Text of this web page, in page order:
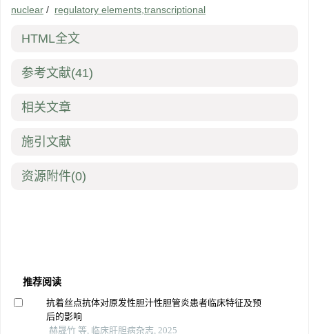
nuclear / regulatory elements,transcriptional
HTML全文
参考文献(41)
相关文章
施引文献
资源附件(0)
推荐阅读
抗着丝点抗体对原发性胆汁性胆管炎患者临床特征及预
后的影响
赫晟竹 等, 临床肝胆病杂志, 2025